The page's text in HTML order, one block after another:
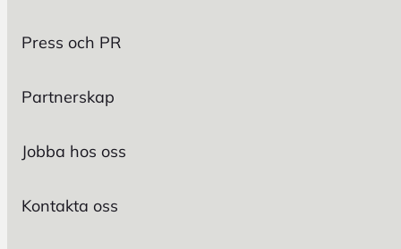
Press och PR
Partnerskap
Jobba hos oss
Kontakta oss